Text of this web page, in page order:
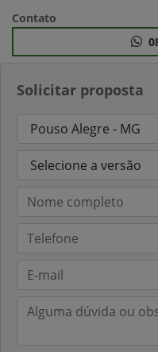
Solicitar proposta
Contato